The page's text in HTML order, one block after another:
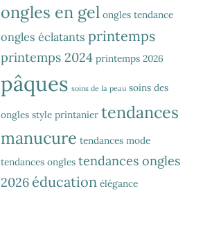
ongles en gel ongles tendance
ongles éclatants printemps
printemps 2024 printemps 2026
pâques soins de la peau soins des
ongles style printanier tendances
manucure tendances mode
tendances ongles tendances ongles
2026 éducation élégance